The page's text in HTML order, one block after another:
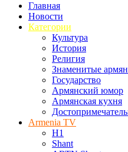
Главная
Новости
Категории
Культура
История
Религия
Знаменитые
Государство
Армянский юмор
Армянская кухня
Armenia TV
H1
Shant